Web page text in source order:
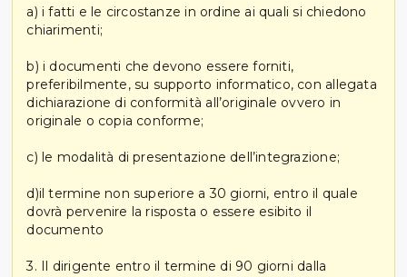
a) i fatti e le circostanze in ordine ai quali si chiedono
chiarimenti;
b) i documenti che devono essere forniti,
preferibilmente, su supporto informatico, con allegata
dichiarazione di conformità all’originale ovvero in
originale o copia conforme;
c) le modalità di presentazione dell’integrazione;
d)il termine non superiore a 30 giorni, entro il quale
dovrà pervenire la risposta o essere esibito il
documento
3. Il dirigente entro il termine di 90 giorni dalla